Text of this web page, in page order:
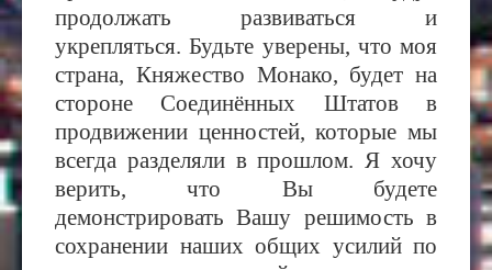
продолжать развиваться и
укрепляться. Будьте уверены, что моя
страна, Княжество Монако, будет на
стороне Соединённых Штатов в
продвижении ценностей, которые мы
всегда разделяли в прошлом. Я хочу
верить, что Вы будете
демонстрировать Вашу решимость в
сохранении наших общих усилий по